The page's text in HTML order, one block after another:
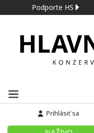
Podporte HS
Prihlásiť sa